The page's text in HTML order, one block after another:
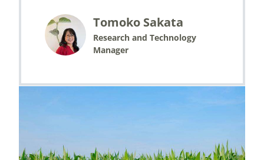
Tomoko Sakata
Research and Technology
Manager